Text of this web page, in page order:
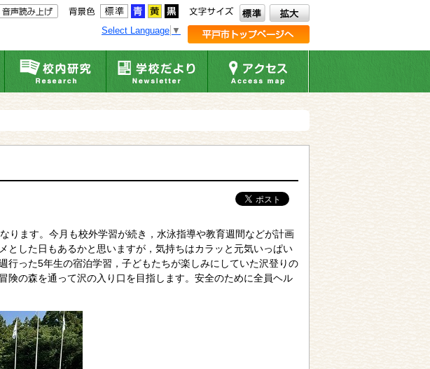
Select Language ▼
ります。今月も校外学習が続き，水泳指導や教育週間などが計画
とした日もあるかと思いますが，気持ちはカラッと元気いっぱい
行った5年生の宿泊学習，子どもたちが楽しみにしていた沢登りの
険の森を通って沢の入り口を目指します。安全のために全員ヘル